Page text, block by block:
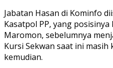
Jabatan Hasan di Kominfo
Kasatpol PP, yang
Maromon, sebelumnya
Kursi Sekwan saat ini masih
kemudian.